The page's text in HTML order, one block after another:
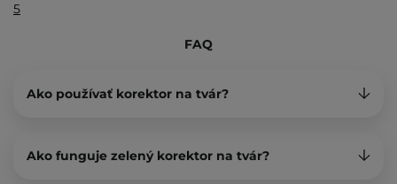
5
FAQ
Ako používať korektor na tvár?
Ako funguje zelený korektor na tvár?